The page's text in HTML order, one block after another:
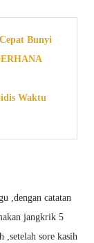
Bunyi
Waktu
,dengan catatan
jangkrik 5
,setelah sore kasih